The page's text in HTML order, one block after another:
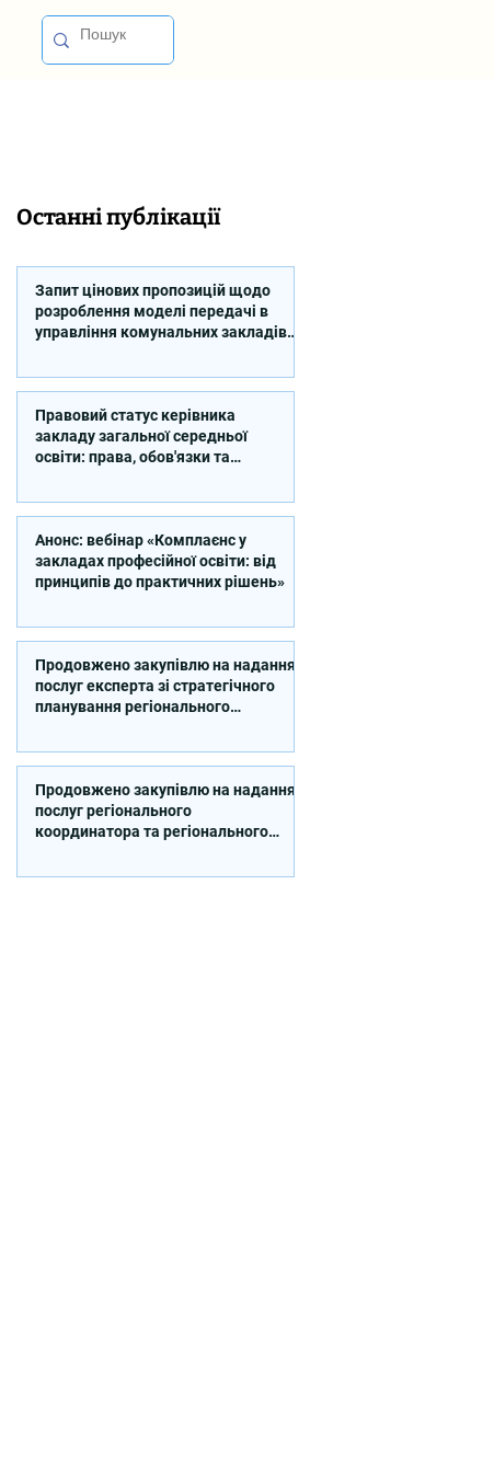
Останні публікації
Запит цінових пропозицій щодо
розроблення моделі передачі в
управління комунальних закладів
Правовий статус керівника
закладу загальної середньої
освіти: права, обов'язки та
Анонс: вебінар «Комплаєнс у
закладах професійної освіти: від
принципів до практичних рішень»
Продовжено закупівлю на надання
послуг експерта зі стратегічного
планування регіонального
реалізації Швейцарсько-
українського Проєкту DECIDE
Продовжено закупівлю на надання
послуг регіонального
координатора та регіонального
Швейцарсько-українського